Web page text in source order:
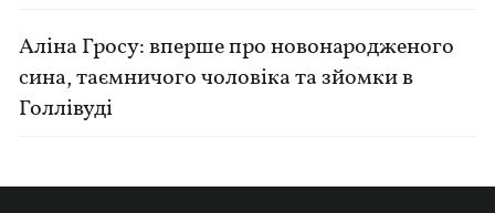
Аліна Гросу: вперше про новонародженого
сина, таємничого чоловіка та зйомки в
Голлівуді